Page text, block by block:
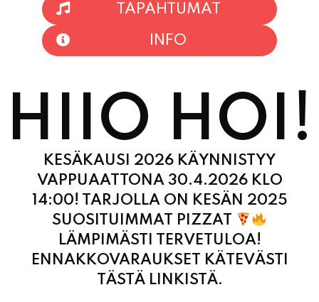
TAPAHTUMAT
INFO
HIIO HOI!
KESÄKAUSI 2026 KÄYNNISTYY
VAPPUAATTONA 30.4.2026 KLO
14:00! TARJOLLA ON KESÄN 2025
SUOSITUIMMAT PIZZAT
LÄMPIMÄSTI TERVETULOA!
ENNAKKOVARAUKSET KÄTEVÄSTI
TÄSTÄ LINKISTÄ.